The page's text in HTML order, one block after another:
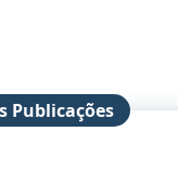
Publicações